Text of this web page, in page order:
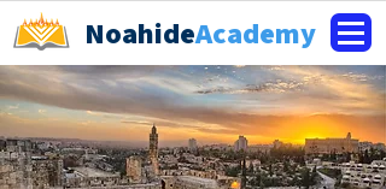
NoahideAcademy